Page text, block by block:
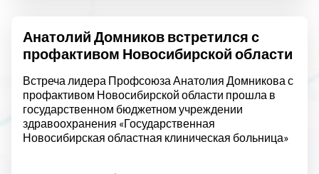
Анатолий Домников встретился с
профактивом Новосибирской области
Встреча лидера Профсоюза Анатолия Домникова с
профактивом Новосибирской области прошла в
государственном бюджетном учреждении
здравоохранения «Государственная
Новосибирская областная клиническая больница»